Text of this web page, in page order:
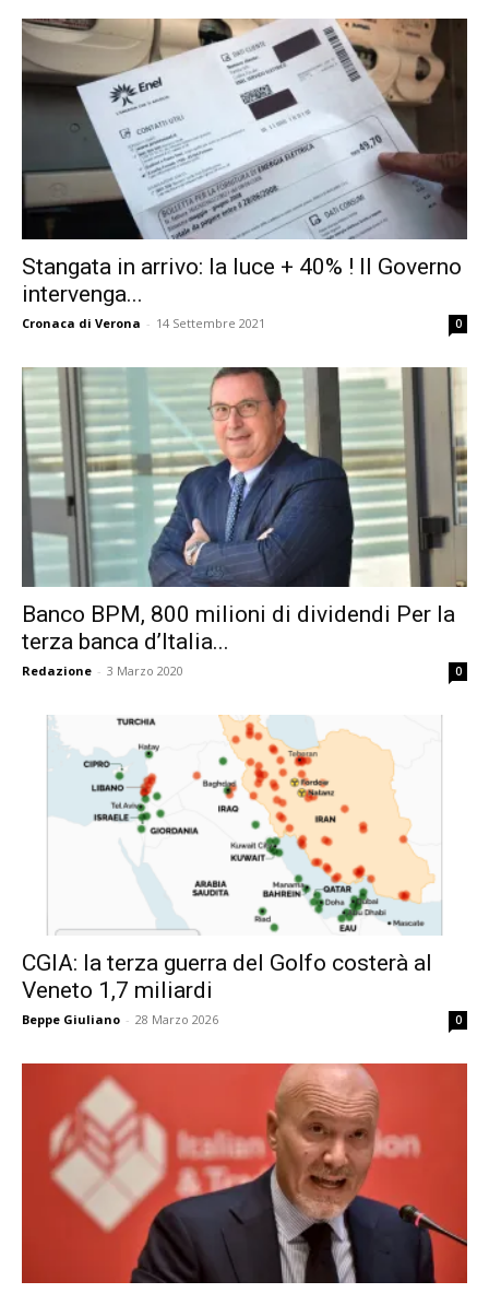
Stangata in arrivo: la luce + 40% ! Il Governo
intervenga...
Cronaca di Verona - 14 Settembre 2021 0
Banco BPM, 800 milioni di dividendi Per la
terza banca d’Italia...
Redazione - 3 Marzo 2020 0
CGIA: la terza guerra del Golfo costerà al
Veneto 1,7 miliardi
Beppe Giuliano - 28 Marzo 2026 0